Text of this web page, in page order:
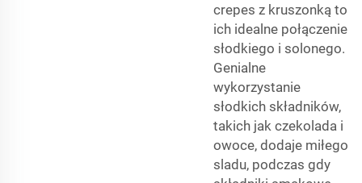
crepes z kruszonką to
ich idealne połączenie
słodkiego i solonego.
Genialne
wykorzystanie
słodkich składników,
takich jak czekolada i
owoce, dodaje miłego
sladu, podczas gdy